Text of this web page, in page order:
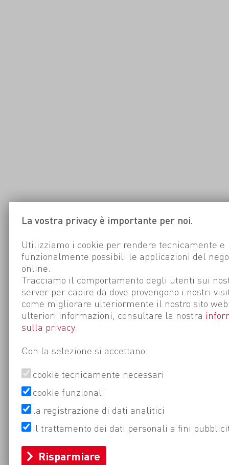
La vostra privacy è importante per noi.
Utilizziamo i cookie per rendere tecnicamente e
funzionalmente possibili le applicazioni del
online.
Tracciamo il comportamento degli utenti sui
server per capire da dove provengono i nostri
come migliorare ulteriormente il nostro sito
ulteriori informazioni, consultare la nostra
sulla privacy.
Con la selezione si accettano:
cookie tecnicamente necessari
cookie funzionali
la registrazione di dati analitici
il trattamento dei dati personali a fini
Risparmiare